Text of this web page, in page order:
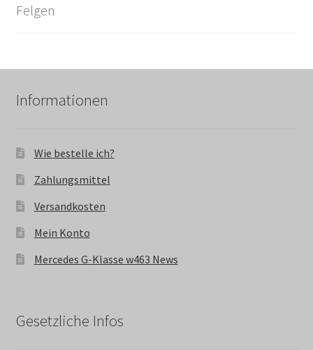
Felgen
Informationen
Wie bestelle ich?
Zahlungsmittel
Versandkosten
Mein Konto
Mercedes G-Klasse w463 News
Gesetzliche Infos